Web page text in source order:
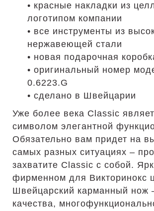
• красные накладки из
логотипом компании
• все инструменты из
нержавеющей стали
• новая подарочная
• оригинальный номер
0.6223.G
• сделано в Швейцарии
Уже более века Classic
символом элегантной
Обязательно вам придет на
самых разных ситуациях –
захватите Classic с собой.
фирменном для Викторинокс
Швейцарский карманный нож
качества,